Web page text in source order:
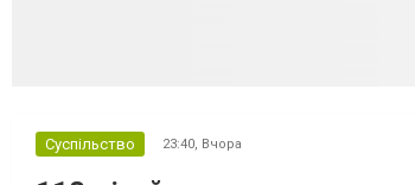
Суспільство 23:40, Вчора